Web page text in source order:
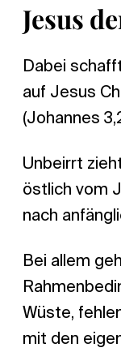
Jesus
Dabei
auf Jesus
(Johannes
Unbeirrt
östlich vom
nach
Bei allem
Wüste,
mit den